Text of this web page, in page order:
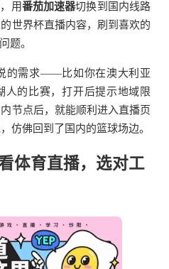
用番茄加速器切换到国内线路
世界杯直播内容，刷到喜欢的
题。
的需求——比如你在澳大利亚
人的比赛，打开后提示地域限
节点后，就能顺利进入直播页
仿佛回到了国内的篮球场边。
体育直播，选对工